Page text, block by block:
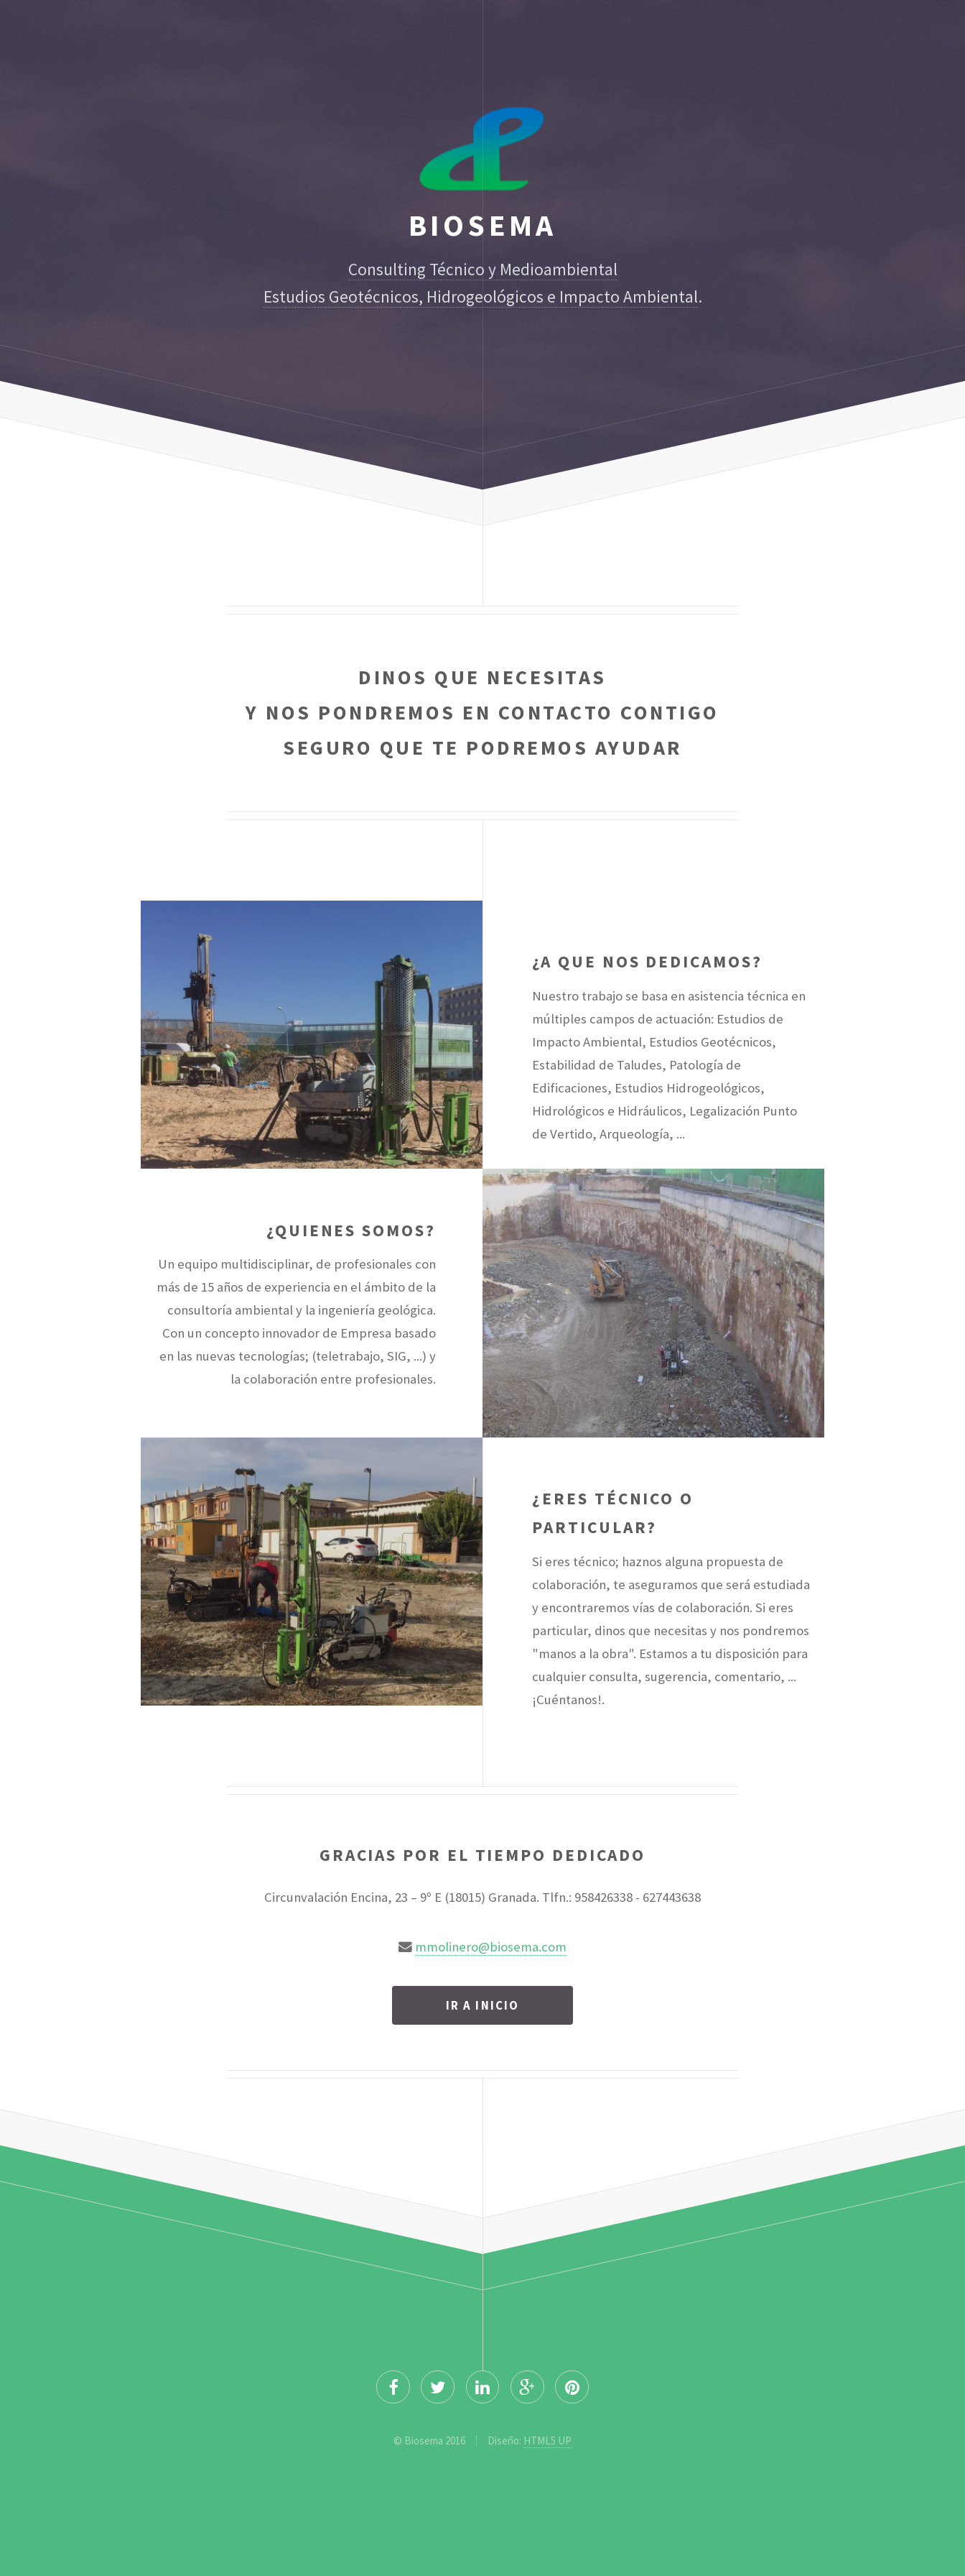
BIOSEMA
Consulting Técnico y Medioambiental
Estudios Geotécnicos, Hidrogeológicos e Impacto Ambiental.
DINOS QUE NECESITAS
Y NOS PONDREMOS EN CONTACTO CONTIGO
SEGURO QUE TE PODREMOS AYUDAR
¿A QUE NOS DEDICAMOS?
Nuestro trabajo se basa en asistencia técnica en
múltiples campos de actuación: Estudios de
Impacto Ambiental, Estudios Geotécnicos,
Estabilidad de Taludes, Patología de
Edificaciones, Estudios Hidrogeológicos,
Hidrológicos e Hidráulicos, Legalización Punto
de Vertido, Arqueología, ...
¿QUIENES SOMOS?
Un equipo multidisciplinar, de profesionales con
más de 15 años de experiencia en el ámbito de la
consultoría ambiental y la ingeniería geológica.
Con un concepto innovador de Empresa basado
en las nuevas tecnologías; (teletrabajo, SIG, ...) y
la colaboración entre profesionales.
¿ERES TÉCNICO O
PARTICULAR?
Si eres técnico; haznos alguna propuesta de
colaboración, te aseguramos que será estudiada
y encontraremos vías de colaboración. Si eres
particular, dinos que necesitas y nos pondremos
"manos a la obra". Estamos a tu disposición para
cualquier consulta, sugerencia, comentario, ...
¡Cuéntanos!.
GRACIAS POR EL TIEMPO DEDICADO
Circunvalación Encina, 23 – 9º E (18015) Granada. Tlfn.: 958426338 - 627443638
mmolinero@biosema.com
IR A INICIO
© Biosema 2016 Diseño: HTML5 UP